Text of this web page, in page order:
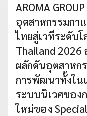
AROMA
อุตสาหกรรมกา
ไทยสู่เวทีระดับ
Thailand 2026
ผลักดันอุตสาหก
การพัฒนาทั้งใน
ระบบนิเวศของ
ใหม่ของ